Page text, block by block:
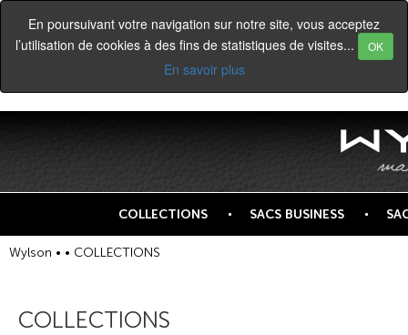
En poursuivant votre navigation sur notre site, vous acceptez
l’utilisation de cookies à des fins de statistiques de visites...
OK
En savoir plus
COLLECTIONS SACS BUSINESS
Wylson • • COLLECTIONS
COLLECTIONS